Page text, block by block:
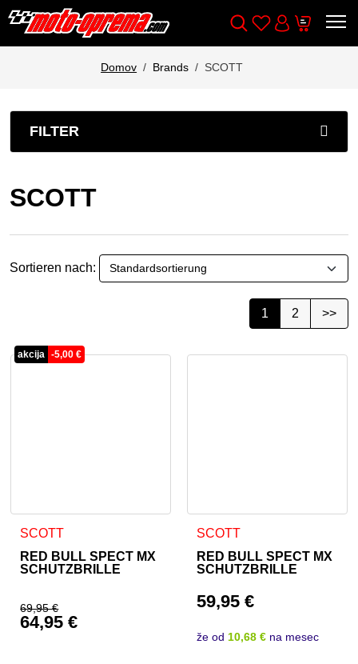
Wishlist
Cart
Domov Brands SCOTT
FILTER
SCOTT
Sortieren nach:
1 2 >>
akcija -5,00€
SCOTT
RED BULL SPECT MX
SCHUTZBRILLE
69,95€
Ursprünglicher Preis war: 69,95 €
64,95€
Aktueller Preis ist: 64,95 €.
SCOTT
RED BULL SPECT MX
SCHUTZBRILLE
59,95 €
že od 10,68 € na mesec